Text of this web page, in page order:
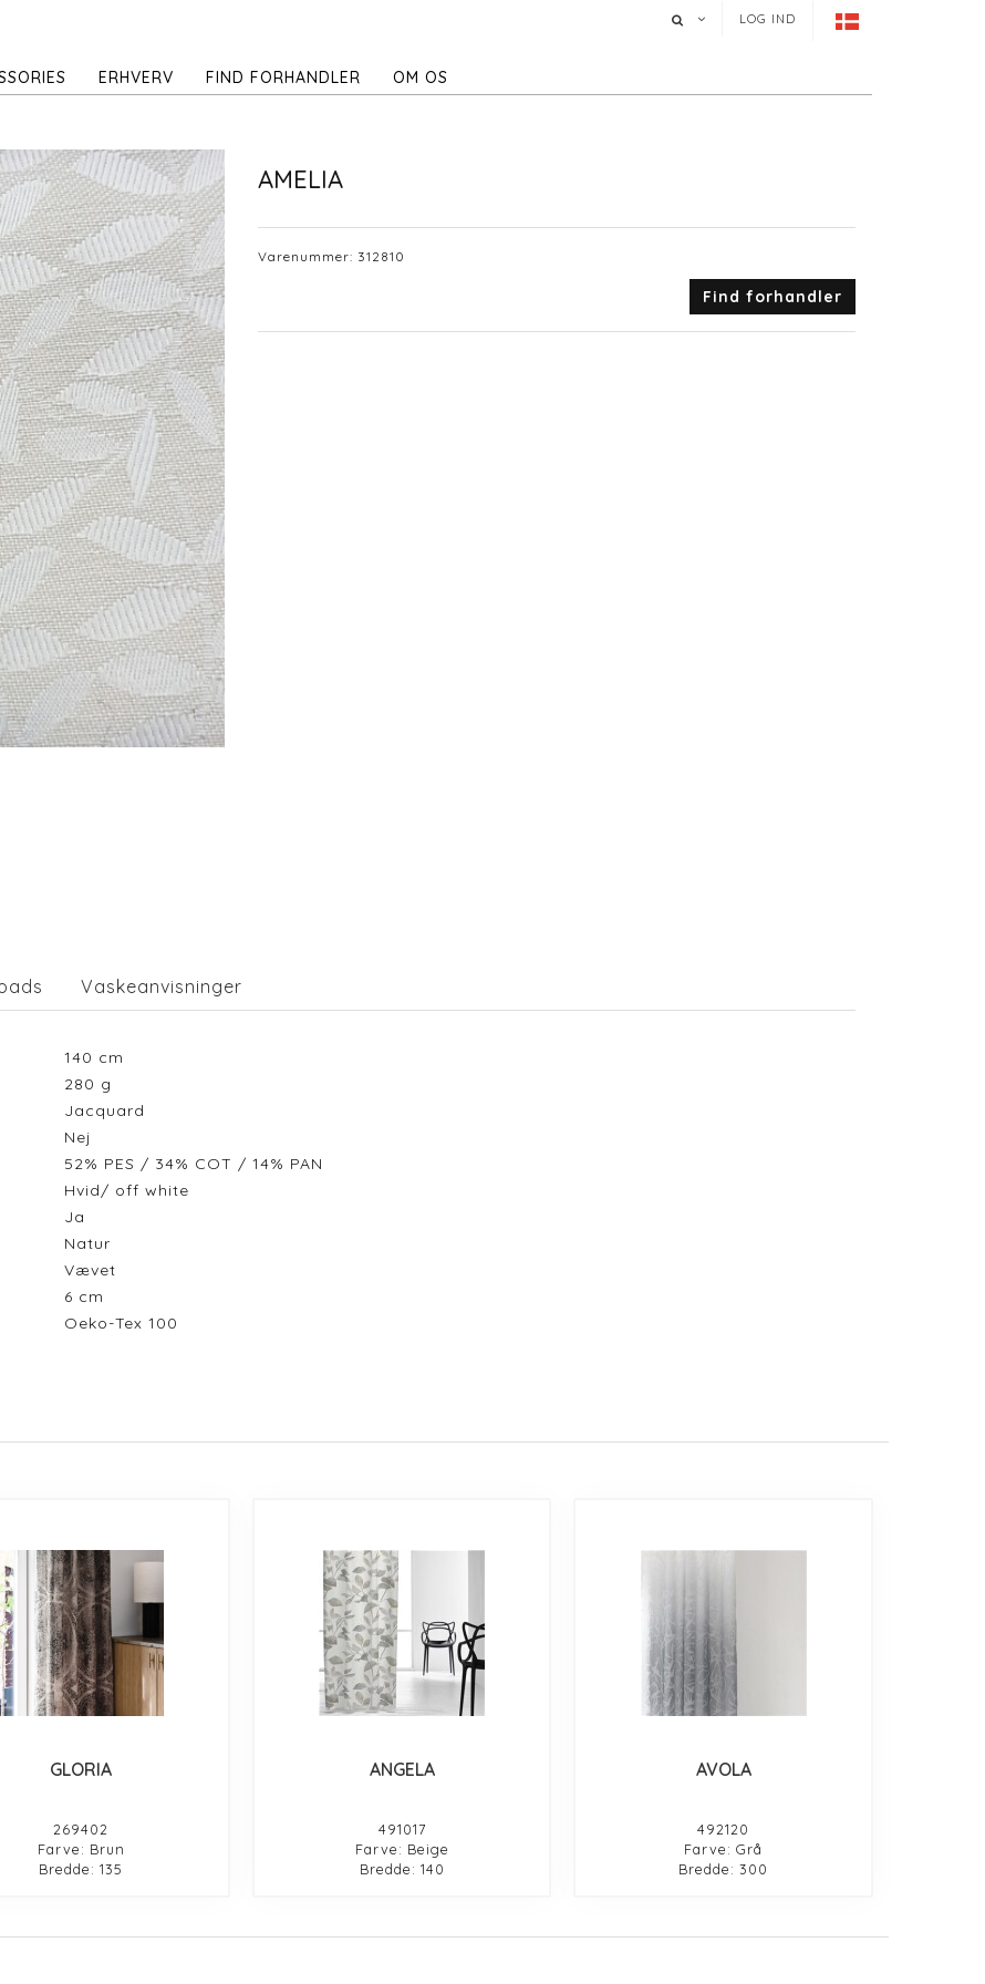
LOG IND
ERHVERV FIND FORHANDLER OM OS
AMELIA
Varenummer: 312810
Find forhandler
Vaskeanvisninger
140 cm
280 g
Jacquard
Nej
52% PES / 34% COT / 14% PAN
Hvid/ off white
Ja
Natur
Vævet
6 cm
Oeko-Tex 100
GLORIA
269402
Farve: Brun
Bredde: 135
ANGELA
491017
Farve: Beige
Bredde: 140
AVOLA
492120
Farve: Grå
Bredde: 300